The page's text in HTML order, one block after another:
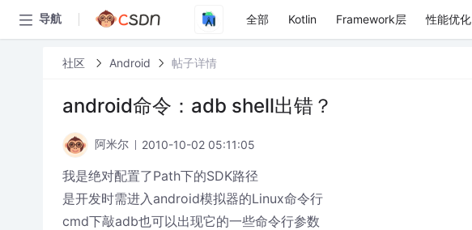
导航 全部 Kotlin Framework层 性能优化
社区 Android 帖子详情
android命令：adb shell出错？
阿米尔 2010-10-02 05:11:05
我是绝对配置了Path下的SDK路径
是开发时需进入android模拟器的Linux命令行
cmd下敲adb也可以出现它的一些命令行参数